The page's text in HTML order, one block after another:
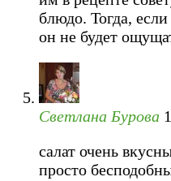
блюдо. Тогда,
он не будет
Светлана Бурова
салат очень
просто